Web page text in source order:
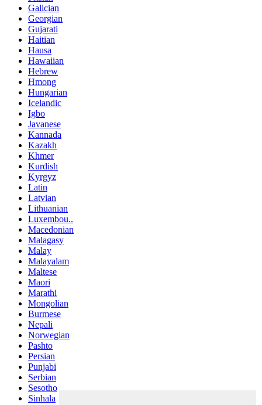
Galician
Georgian
Gujarati
Haitian
Hausa
Hawaiian
Hebrew
Hmong
Hungarian
Icelandic
Igbo
Javanese
Kannada
Kazakh
Khmer
Kurdish
Kyrgyz
Latin
Latvian
Lithuanian
Luxembou..
Macedonian
Malagasy
Malay
Malayalam
Maltese
Maori
Marathi
Mongolian
Burmese
Nepali
Norwegian
Pashto
Persian
Punjabi
Serbian
Sesotho
Sinhala